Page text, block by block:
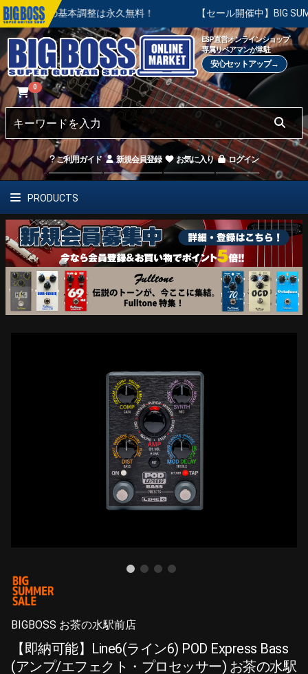
基本調整は永久無料！ 【セール開催中】BIG SUMMER
ESP直営オンラインショップ
専属リペアマンが常駐
安心セットアップ→
0
ご利用ガイド 新規会員登録 お気に入り ログイン
PRODUCTS
BIGBOSS お茶の水駅前店
【即納可能】Line6(ライン6) POD Express Bass
(アンプ/エフェクト・プロセッサー) お茶の水駅